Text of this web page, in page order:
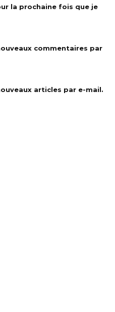
la prochaine fois que je
commentaires par
articles par e-mail.